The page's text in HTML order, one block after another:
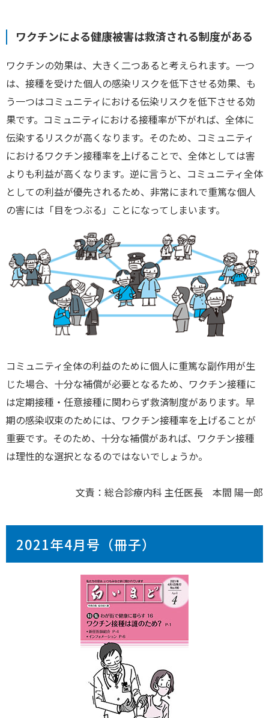
ワクチンによる健康被害は救済される制度がある
ワクチンの効果は、大きく二つあると考えられます。一つ
は、接種を受けた個人の感染リスクを低下させる効果、も
う一つはコミュニティにおける伝染リスクを低下させる効
果です。コミュニティにおける接種率が下がれば、全体に
伝染するリスクが高くなります。そのため、コミュニティ
におけるワクチン接種率を上げることで、全体としては害
よりも利益が高くなります。逆に言うと、コミュニティ全体
としての利益が優先されるため、非常にまれで重篤な個人
の害には「目をつぶる」ことになってしまいます。
コミュニティ全体の利益のために個人に重篤な副作用が生
じた場合、十分な補償が必要となるため、ワクチン接種に
は定期接種・任意接種に関わらず救済制度があります。早
期の感染収束のためには、ワクチン接種率を上げることが
重要です。そのため、十分な補償があれば、ワクチン接種
は理性的な選択となるのではないでしょうか。
文責：総合診療内科 主任医長 本間 陽一郎
2021年4月号（冊子）